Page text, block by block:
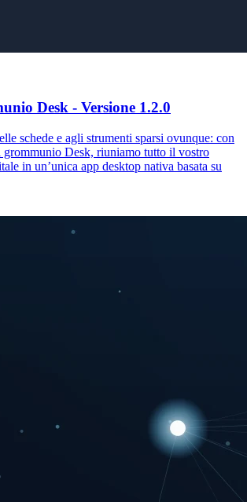
Desk - Versione 1.2.0
schede e agli strumenti sparsi ovunque: con
grommunio Desk, riuniamo tutto il vostro
in un’unica app desktop nativa basata su